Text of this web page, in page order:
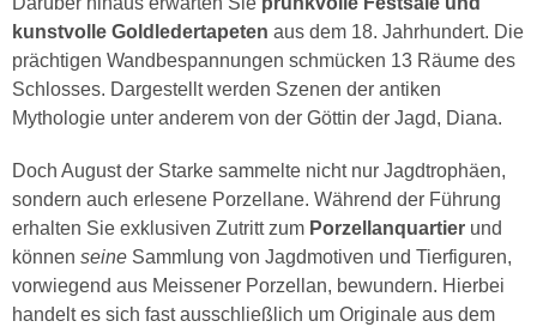
kunstvolle Goldledertapeten aus dem 18. Jahrhundert. Die
prächtigen Wandbespannungen schmücken 13 Räume des
Schlosses. Dargestellt werden Szenen der antiken
Mythologie unter anderem von der Göttin der Jagd, Diana.
Doch August der Starke sammelte nicht nur Jagdtrophäen,
sondern auch erlesene Porzellane. Während der Führung
erhalten Sie exklusiven Zutritt zum Porzellanquartier und
können seine Sammlung von Jagdmotiven und Tierfiguren,
vorwiegend aus Meissener Porzellan, bewundern. Hierbei
handelt es sich fast ausschließlich um Originale aus dem